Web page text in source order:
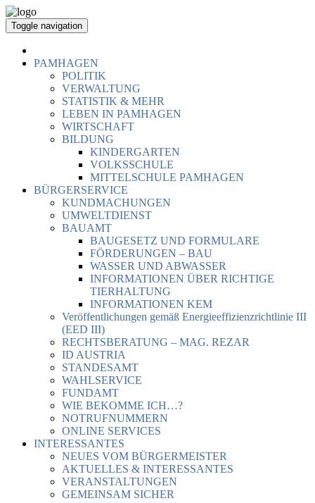
Toggle navigation
PAMHAGEN
POLITIK
VERWALTUNG
STATISTIK & MEHR
LEBEN IN PAMHAGEN
WIRTSCHAFT
BILDUNG
KINDERGARTEN
VOLKSSCHULE
MITTELSCHULE PAMHAGEN
BÜRGERSERVICE
KUNDMACHUNGEN
UMWELTDIENST
BAUAMT
BAUGESETZ UND FORMULARE
FÖRDERUNGEN – BAU
WASSER UND ABWASSER
INFORMATIONEN ÜBER RICHTIGE
TIERHALTUNG
INFORMATIONEN KEM
Veröffentlichungen gemäß Energieeffizienzrichtlinie III
(EED III)
RECHTSBERATUNG – MAG. REZAR
ID AUSTRIA
STANDESAMT
WAHLSERVICE
FUNDAMT
WIE BEKOMME ICH…?
NOTRUFNUMMERN
ONLINE SERVICES
INTERESSANTES
NEUES VOM BÜRGERMEISTER
AKTUELLES & INTERESSANTES
VERANSTALTUNGEN
GEMEINSAM SICHER